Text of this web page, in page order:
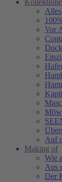
Alles
Vor
Auf
Making of
Wie
Aus
Der